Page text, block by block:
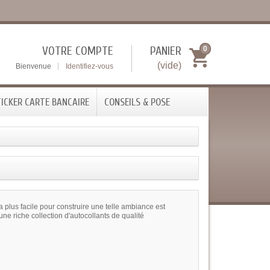
PANIER
(vide)
0
VOTRE COMPTE
Bienvenue Identifiez-vous
CARTE BANCAIRE CONSEILS & POSE
plus facile pour construire une telle ambiance est
riche collection d'autocollants de qualité